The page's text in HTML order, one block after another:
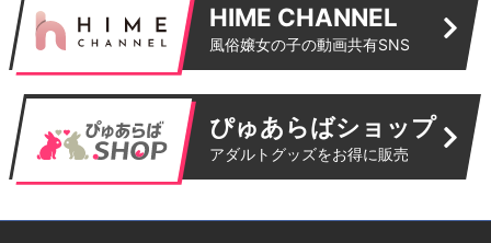
HIME CHANNEL
風俗嬢女の子の動画共有SNS
ぴゅあらばショップ
アダルトグッズをお得に販売